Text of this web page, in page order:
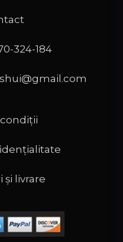
324-184
și livrare